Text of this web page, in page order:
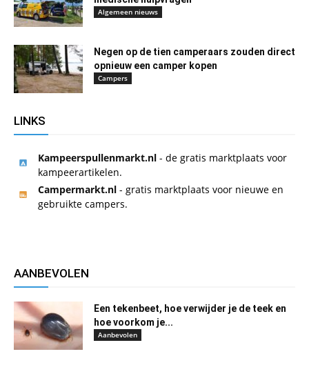
Algemeen nieuws
Negen op de tien camperaars zouden direct
opnieuw een camper kopen
Campers
LINKS
Kampeerspullenmarkt.nl - de gratis marktplaats voor
kampeerartikelen.
Campermarkt.nl - gratis marktplaats voor nieuwe en
gebruikte campers.
AANBEVOLEN
Een tekenbeet, hoe verwijder je de teek en
hoe voorkom je...
Aanbevolen